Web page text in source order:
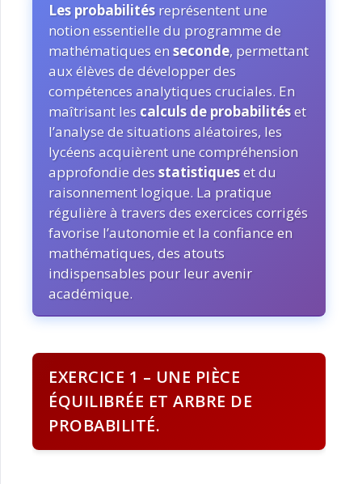
Les probabilitésreprésentent une
notion essentielle du programme de
mathématiques enseconde, permettant
aux élèves de développer des
compétences analytiques cruciales. En
maîtrisant les calculs de probabilitéset
l’analyse de situations aléatoires, les
lycéens acquièrent une compréhension
approfondie desstatistiqueset du
raisonnement logique. La pratique
régulière à travers des exercices corrigés
favorise l’autonomie et la confiance en
mathématiques, des atouts
indispensables pour leur avenir
académique.
EXERCICE 1 – UNE PIÈCE
ÉQUILIBRÉE ET ARBRE DE
PROBABILITÉ.